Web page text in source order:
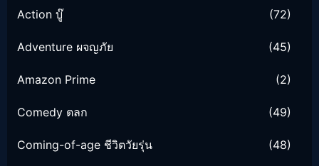
Action บู๊ (72)
Adventure ผจญภัย (45)
Amazon Prime (2)
Comedy ตลก (49)
Coming-of-age ชีวิตวัยรุ่น (48)